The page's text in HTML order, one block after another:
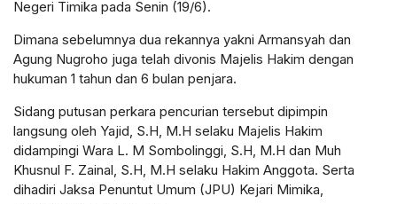
Negeri Timika pada Senin (19/6).
Dimana sebelumnya dua rekannya yakni Armansyah dan
Agung Nugroho juga telah divonis Majelis Hakim dengan
hukuman 1 tahun dan 6 bulan penjara.
Sidang putusan perkara pencurian tersebut dipimpin
langsung oleh Yajid, S.H, M.H selaku Majelis Hakim
didampingi Wara L. M Sombolinggi, S.H, M.H dan Muh
Khusnul F. Zainal, S.H, M.H selaku Hakim Anggota. Serta
dihadiri Jaksa Penuntut Umum (JPU) Kejari Mimika,